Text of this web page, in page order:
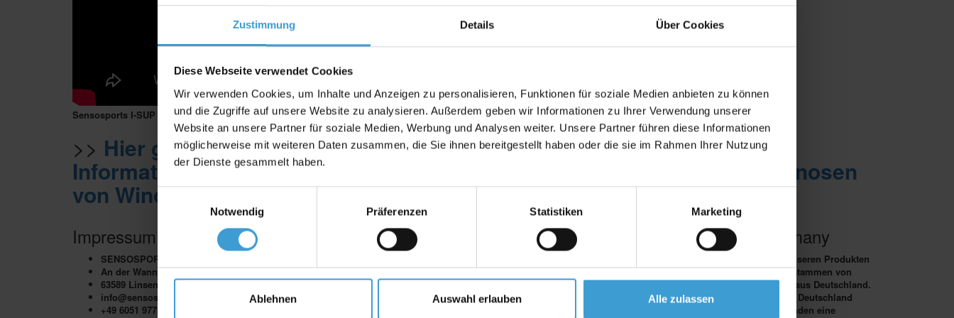
Zustimmung Details Über Cookies
Diese Webseite verwendet Cookies
Wir verwenden Cookies, um Inhalte und Anzeigen zu personalisieren, Funktionen für soziale Medien anbieten zu können
und die Zugriffe auf unsere Website zu analysieren. Außerdem geben wir Informationen zu Ihrer Verwendung unserer
Website an unsere Partner für soziale Medien, Werbung und Analysen weiter. Unsere Partner führen diese Informationen
möglicherweise mit weiteren Daten zusammen, die Sie ihnen bereitgestellt haben oder die sie im Rahmen Ihrer Nutzung
der Dienste gesammelt haben.
Einwilligungsauswahl
Notwendig
Präferenzen Statistiken Marketing
Ablehnen Auswahl erlauben Alle zulassen
Sensosports I-SUP Allround 11`0 in Action…
>> Hier geht`s zur neuen Seite unserer Surf- und SUP Schule mit allen
Informationen rund um Kurse und Verleih sowie zu genauen Wetterprognosen
von Windfinder und unserem aktuellen Kalender mit allen Terminen!<<
Impressum
SENSOSPORTS GMBH
An der Wann 2
63589 Linsengericht
info@sensosports.com
+49 6051 9773520
Hilfe & Informationen
Sensosports APP
In deiner Nähe
Produkt-Kategorien
Pro
Lite
Made in Germany
Nahezu 100% der in unseren Produkten
verwendeten Bauteile stammen von
namhaften Zulieferern aus Deutschland.
Durch die
Fertigung in Deutschland
bieten wir unseren Kunden eine